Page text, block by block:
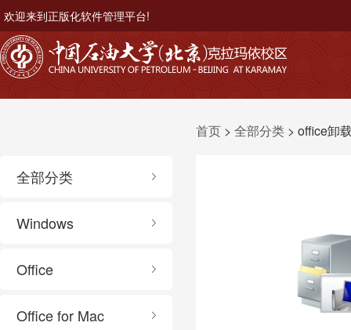
欢迎来到正版化软件管理平台!
全部分类
Windows
Office
Office for Mac
首页 > 全部分类 > office卸